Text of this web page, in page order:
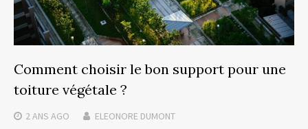
Comment choisir le bon support pour une
toiture végétale ?
2 ANS AGO ELEONORE DUMONT